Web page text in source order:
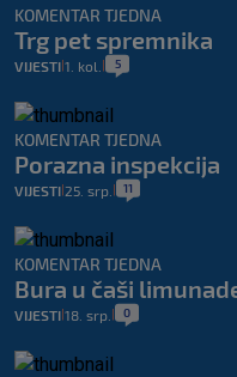
KOMENTAR TJEDNA
Trg pet spremnika
VIJESTI 1. kol. 5
KOMENTAR TJEDNA
Porazna inspekcija
VIJESTI 25. srp. 11
KOMENTAR TJEDNA
Bura u čaši
VIJESTI 18. srp. 0